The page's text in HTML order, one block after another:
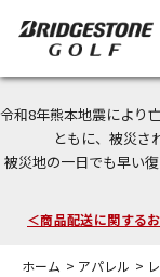
令和8年熊本地震により
ともに、被災さ
被災地の一日でも早い
今なら新規会員登録
＜商品配送に関する
＜夏季休暇中のご注
ホーム > アパレル >